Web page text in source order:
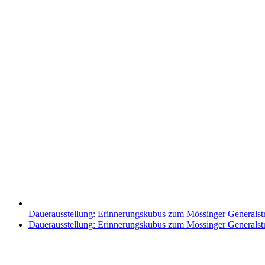
Dauerausstellung: Erinnerungskubus zum Mössinger
Nächster
Dauerausstellung: Erinnerungskubus zum Mössinger